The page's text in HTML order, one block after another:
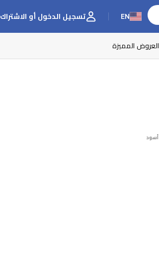
EN تسجيل الدخول أو الاشتراك
العروض المميزة